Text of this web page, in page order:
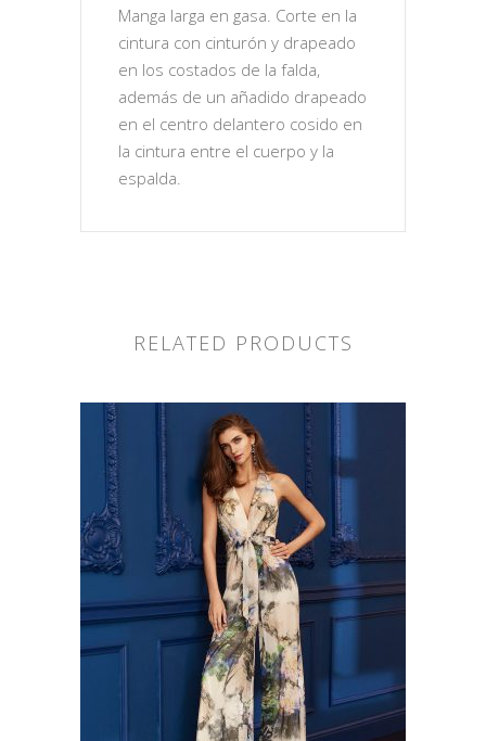
Manga larga en gasa. Corte en la
cintura con cinturón y drapeado
en los costados de la falda,
además de un añadido drapeado
en el centro delantero cosido en
la cintura entre el cuerpo y la
espalda.
RELATED PRODUCTS